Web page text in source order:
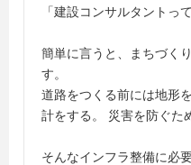
「建設コンサルタントっ
簡単に言うと、まちづく
す。
道路をつくる前には地形
計をする。 災害を防ぐた
そんなインフラ整備に必